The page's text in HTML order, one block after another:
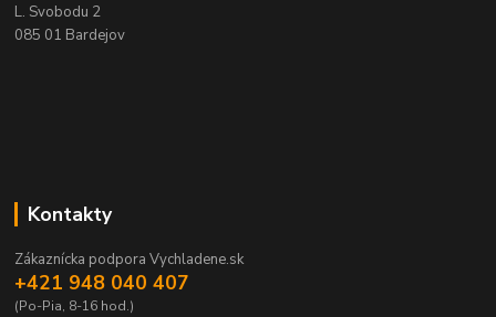
L. Svobodu 2
085 01 Bardejov
Kontakty
Zákaznícka podpora Vychladene.sk
+421 948 040 407
(Po-Pia, 8-16 hod.)